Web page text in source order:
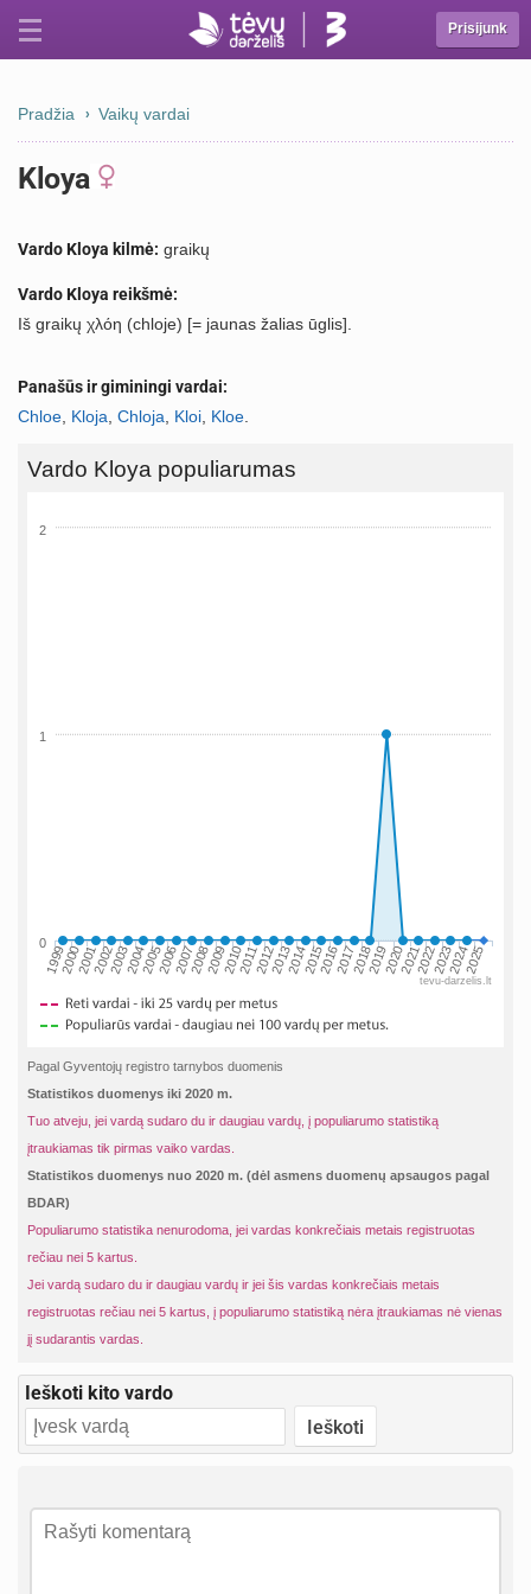
Prisijunk
Pradžia Vaikų vardai
Kloya
Vardo Kloya kilmė: graikų
Vardo Kloya reikšmė:
Iš graikų χλόη (chloje) [= jaunas žalias ūglis].
Panašūs ir giminingi vardai:
Chloe Kloja Chloja Kloi Kloe
Vardo Kloya populiarumas
199920002001200220032004200520062007200820092010201120122013201420152016201720182019202020212022202320242025
0
1
2
tevu-darzelis.lt
Pagal Gyventojų registro tarnybos duomenis
Statistikos duomenys iki 2020 m.
Tuo atveju, jei vardą sudaro du ir daugiau vardų, į populiarumo statistiką
įtraukiamas tik pirmas vaiko vardas.
Statistikos duomenys nuo 2020 m. (dėl asmens duomenų apsaugos pagal
BDAR)
Populiarumo statistika nenurodoma, jei vardas konkrečiais metais registruotas
rečiau nei 5 kartus.
Jei vardą sudaro du ir daugiau vardų ir jei šis vardas konkrečiais metais
registruotas rečiau nei 5 kartus, į populiarumo statistiką nėra įtraukiamas nė vienas
jį sudarantis vardas.
Ieškoti kito vardo